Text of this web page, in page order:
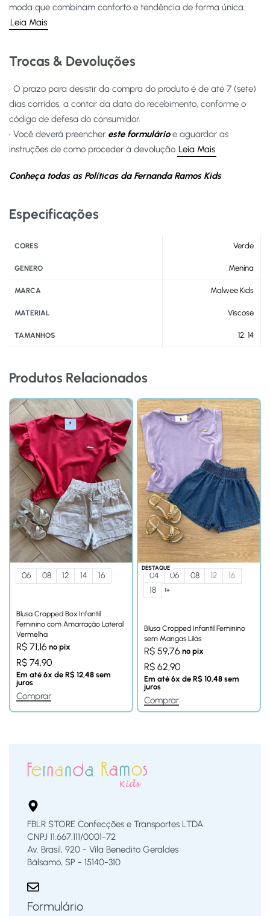
moda que combinam conforto e tendência de forma única.
Leia Mais
Trocas & Devoluções
• O prazo para desistir da compra do produto é de até 7 (sete)
dias corridos, a contar da data do recebimento, conforme o
código de defesa do consumidor.
• Você deverá preencher este formulárioe aguardar as
instruções de como proceder à devolução.Leia Mais
Conheça todas as Políticas da Fernanda Ramos Kids
Especificações
CORES Verde
GENERO Menina
MARCA Malwee Kids
MATERIAL Viscose
TAMANHOS 12, 14
Produtos Relacionados
06 08 12 14 16
Blusa Cropped Box Infantil
Feminino com Amarração Lateral
Vermelha
R$ 71,16 no pix
R$ 74,90
Em até 6x de R$ 12,48 sem
juros
Comprar
DESTAQUE
04 06 08 12
16
18
1+
Blusa Cropped Infantil Feminino
sem Mangas Lilás
R$ 59,76 no pix
R$ 62,90
Em até 6x de R$ 10,48 sem
juros
Comprar
FBLR STORE Confecções e Transportes LTDA
CNPJ 11.667.111/0001-72
Av. Brasil, 920 - Vila Benedito Geraldes
Bálsamo, SP - 15140-310
Formulário